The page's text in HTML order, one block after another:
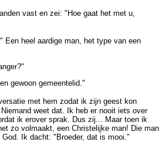
vast en zei: "Hoe gaat het met u,
Een heel aardige man, het type van een
gewoon gemeentelid."
met hem zodat ik zijn geest kon
weet dat. Ik heb er nooit iets over
ik erover sprak. Dus zij... Maar toen ik
zo volmaakt, een Christelijke man! Die man
Ik dacht: "Broeder, dat is mooi."